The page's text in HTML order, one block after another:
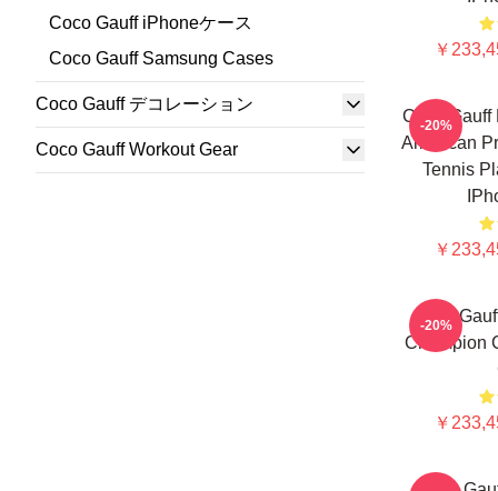
Coco Gauff iPhoneケース
Coco Gauff Samsung Cases
Coco Gauff デコレーション
Coco Gauff Workout Gear
￥
Coco Gauff
American
Tennis
￥
-20%
Coco
Champion
￥
-20%